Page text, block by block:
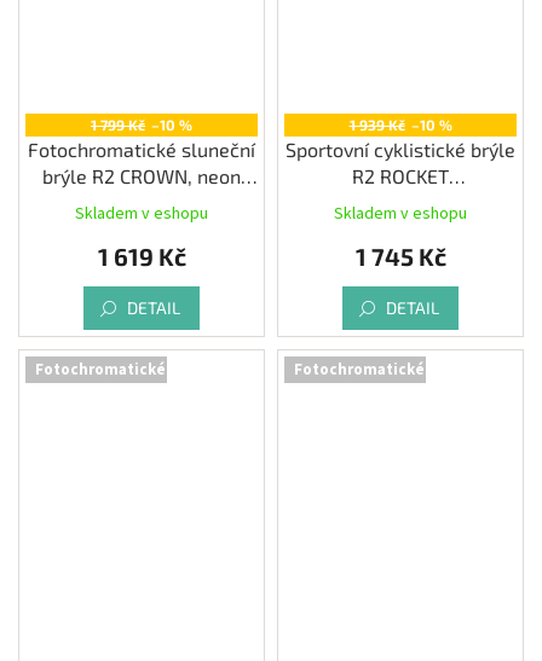
1 799 Kč –10 %
Fotochromatické sluneční
brýle R2 CROWN, neon
yellow/black
Skladem v eshopu
1 619 Kč
DETAIL
1 939 Kč –10 %
Sportovní cyklistické brýle
R2 ROCKET
fotochromatické
Skladem v eshopu
1 745 Kč
DETAIL
Fotochromatické Fotochromatické